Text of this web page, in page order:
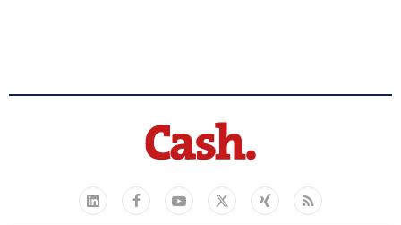
LinkedIn
FacebookYouTube
X
Xing Feed